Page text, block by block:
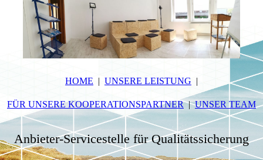
HOME UNSERE LEISTUNG
FÜR UNSERE KOOPERATIONSPARTNER UNSER TEAM
Anbieter-Servicestelle für Qualitätssicherung